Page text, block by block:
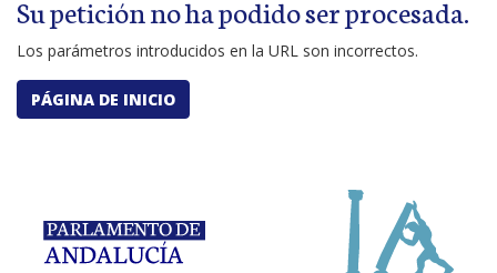
Su petición no ha podido ser procesada.
Los parámetros introducidos en la URL son incorrectos.
PÁGINA DE INICIO